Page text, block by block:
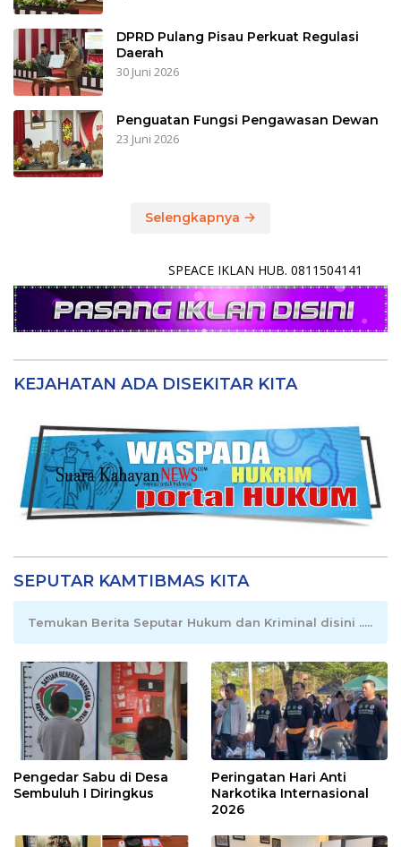
DPRD Pulang Pisau Perkuat Regulasi
Daerah
30 Juni 2026
Penguatan Fungsi Pengawasan Dewan
23 Juni 2026
Selengkapnya
SPEACE IKLAN HUB. 0811504141
KEJAHATAN ADA DISEKITAR KITA
SEPUTAR KAMTIBMAS KITA
Temukan Berita Seputar Hukum dan Kriminal disini .....
Pengedar Sabu di Desa
Sembuluh I Diringkus
Peringatan Hari Anti
Narkotika Internasional
2026